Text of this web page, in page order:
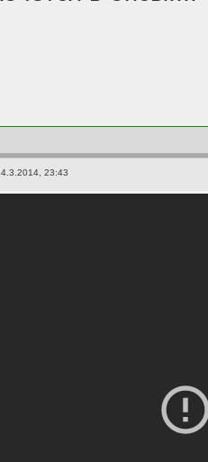
4.3.2014, 23:43